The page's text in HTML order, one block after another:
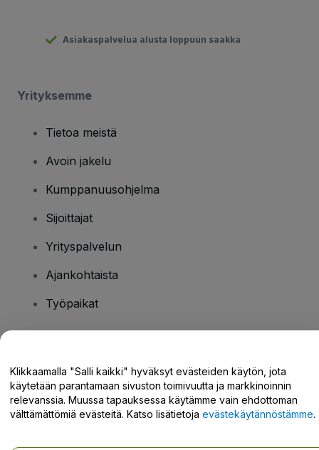
Asiakaspalvelua alusta loppuun saakka
Yrityksemme
Tietoa meistä
Avoin jakelu
Kumppanuusohjelma
Sijoittajat
Yrityspalvelun
Ajankohtaista
Työpaikat
Tukikeskus / Ota meihin yhteyttä
Klikkaamalla "Salli kaikki" hyväksyt evästeiden käytön, jota
käytetään parantamaan sivuston toimivuutta ja markkinoinnin
relevanssia. Muussa tapauksessa käytämme vain ehdottoman
välttämättömiä evästeitä. Katso lisätietoja evästekäytännöstämme.